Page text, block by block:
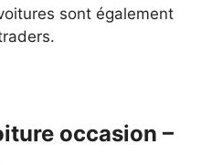
sont également
occasion –